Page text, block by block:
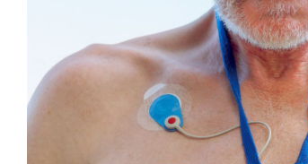
Blut, Krebs und Infektionen
Haut, Haare und Nägel
Psychische Erkrankungen